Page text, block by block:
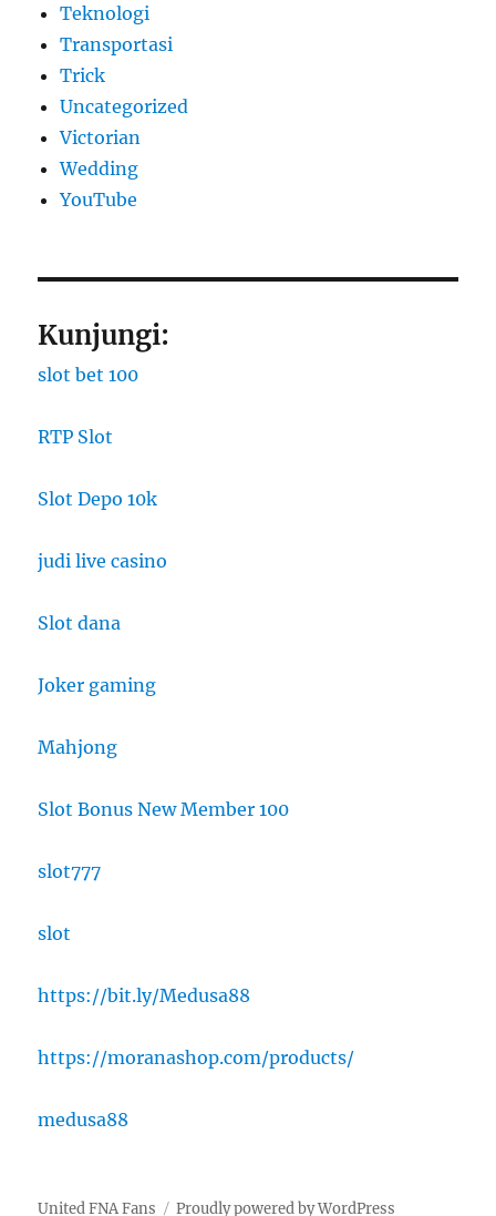
Teknologi
Transportasi
Trick
Uncategorized
Victorian
Wedding
YouTube
Kunjungi:
slot bet 100
RTP Slot
Slot Depo 10k
judi live casino
Slot dana
Joker gaming
Mahjong
Slot Bonus New Member 100
slot777
slot
https://bit.ly/Medusa88
https://moranashop.com/products/
medusa88
United FNA Fans Proudly powered by WordPress